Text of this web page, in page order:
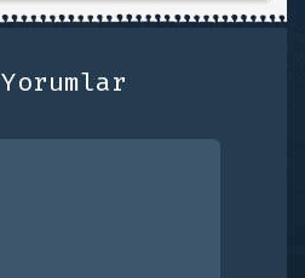
Yorumlar